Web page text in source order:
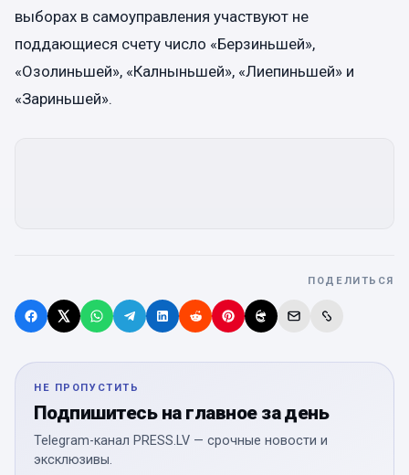
выборах в самоуправления участвуют не
поддающиеся счету число «Берзиньшей»,
«Озолиньшей», «Калныньшей», «Лиепиньшей» и
«Зариньшей».
ПОДЕЛИТЬСЯ
НЕ ПРОПУСТИТЬ
Подпишитесь на главное за день
Telegram-канал PRESS.LV — срочные новости и
эксклюзивы.